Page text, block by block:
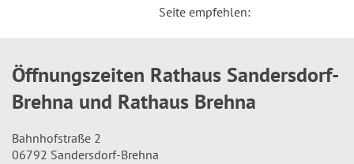
Seite empfehlen:
Öffnungszeiten Rathaus Sandersdorf-
Brehna und Rathaus Brehna
Bahnhofstraße 2
06792 Sandersdorf-Brehna